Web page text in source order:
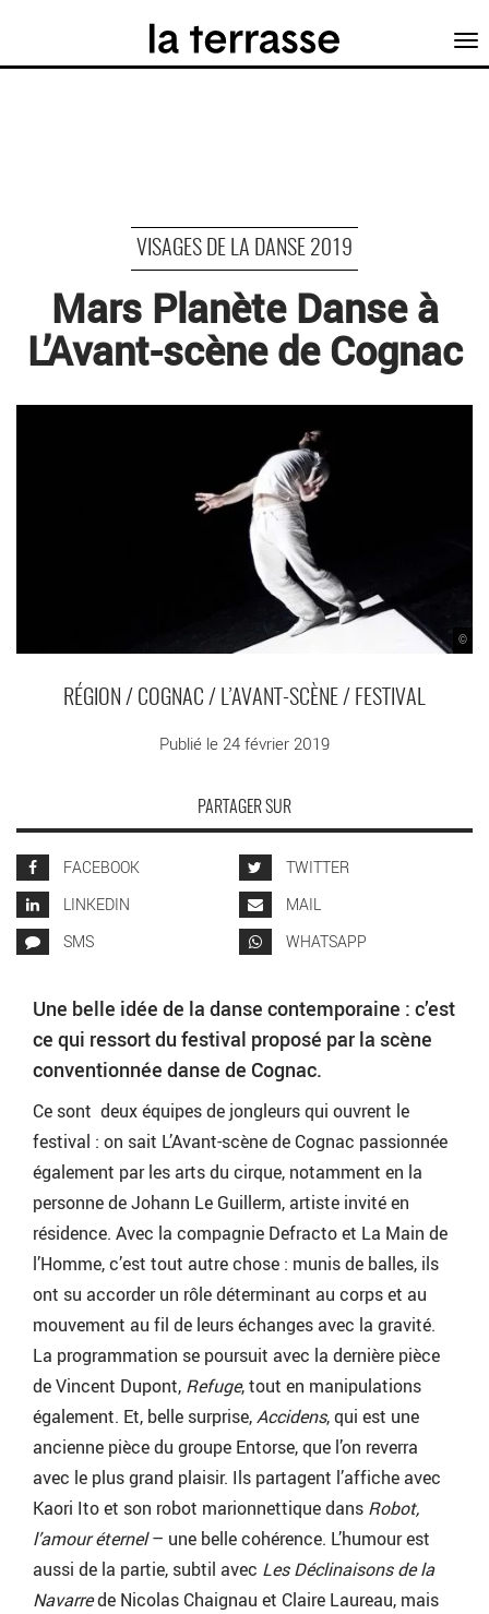
VISAGES DE LA DANSE 2019
Mars Planète Danse à
L’Avant-scène de Cognac
©
RÉGION / COGNAC / L’AVANT-SCÈNE / FESTIVAL
Publié le 24 février 2019
PARTAGER SUR
FACEBOOK
TWITTER
LINKEDIN
MAIL
SMS
WHATSAPP
Une belle idée de la danse contemporaine : c’est
ce qui ressort du festival proposé par la scène
conventionnée danse de Cognac.
Ce sont deux équipes de jongleurs qui ouvrent le
festival : on sait L’Avant-scène de Cognac passionnée
également par les arts du cirque, notamment en la
personne de Johann Le Guillerm, artiste invité en
résidence. Avec la compagnie Defracto et La Main de
l’Homme, c’est tout autre chose : munis de balles, ils
ont su accorder un rôle déterminant au corps et au
mouvement au fil de leurs échanges avec la gravité.
La programmation se poursuit avec la dernière pièce
de Vincent Dupont, Refuge, tout en manipulations
également. Et, belle surprise,Accidens, qui est une
ancienne pièce du groupe Entorse, que l’on reverra
avec le plus grand plaisir. Ils partagent l’affiche avec
Kaori Ito et son robot marionnettique dans Robot,
l’amour éternel– une belle cohérence. L’humour est
aussi de la partie, subtil avec Les Déclinaisons de la
Navarrede Nicolas Chaignau et Claire Laureau, mais